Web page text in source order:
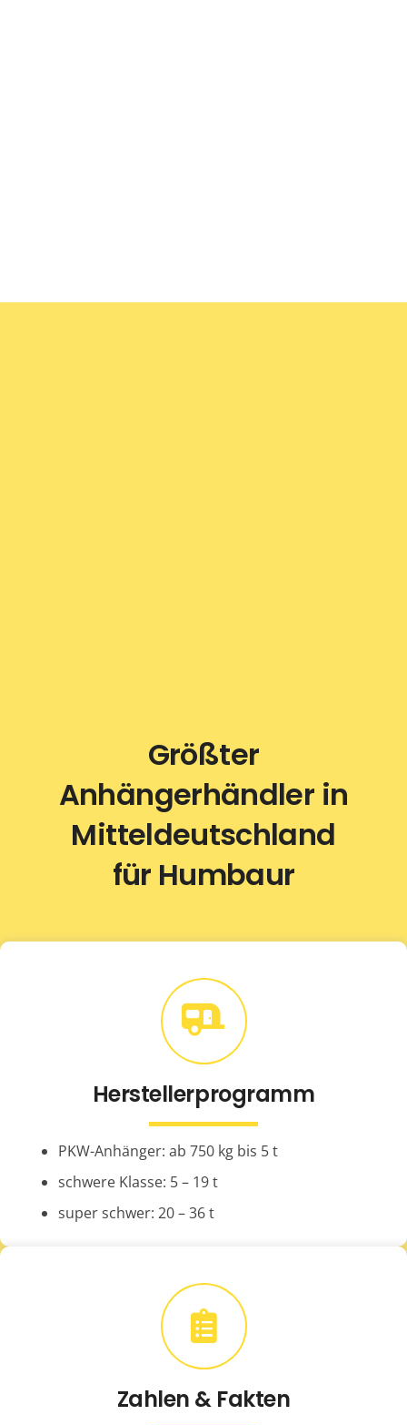
Größter
Anhängerhändler in
Mitteldeutschland
für Humbaur
Herstellerprogramm
PKW-Anhänger: ab 750 kg bis 5 t
schwere Klasse: 5 – 19 t
super schwer: 20 – 36 t
Zahlen & Fakten